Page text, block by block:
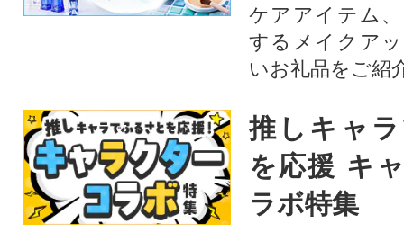
ケアアイテム
するメイクア
いお礼品をご紹
推しキャ
を応援 キ
ラボ特集